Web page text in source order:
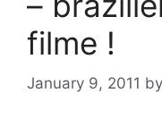
filme !
January 9, 2011 by